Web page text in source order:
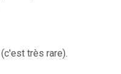
(c'est très rare).